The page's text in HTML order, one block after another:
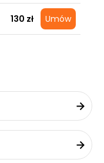
130 zł Umów